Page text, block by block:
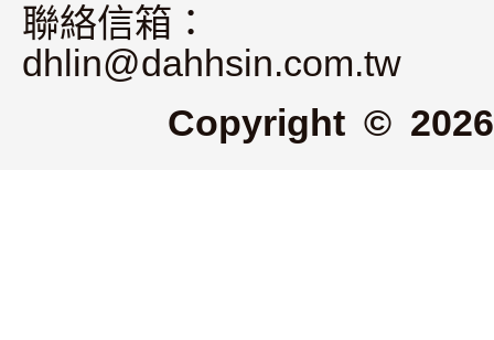
聯絡信箱：
dhlin@dahhsin.com.tw
Copyright ©